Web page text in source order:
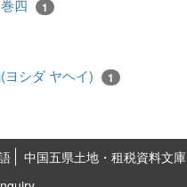
四 1
シダ ヤヘイ) 1
中国五県土地・租税資料文庫